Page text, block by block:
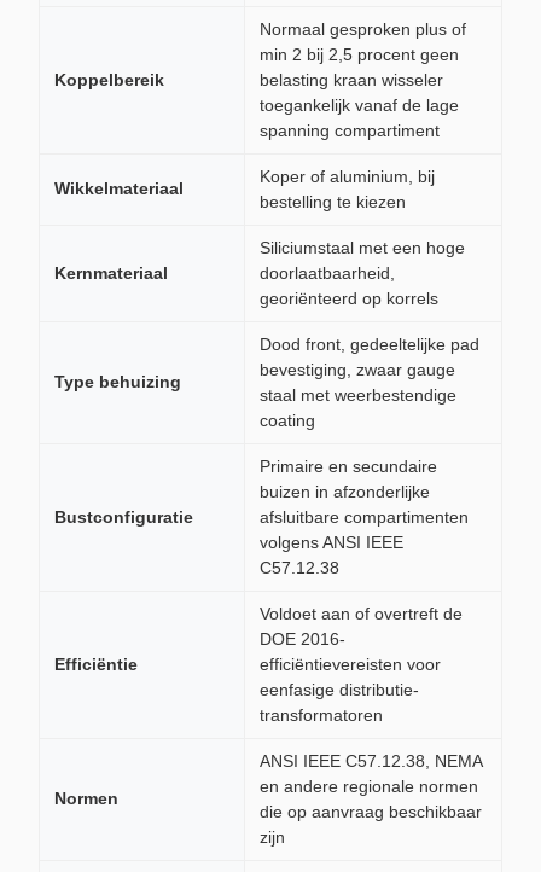
Koppelbereik
Normaal gesproken plus of
min 2 bij 2,5 procent geen
belasting kraan wisseler
toegankelijk vanaf de lage
spanning compartiment
Wikkelmateriaal
Koper of aluminium, bij
bestelling te kiezen
Kernmateriaal
Siliciumstaal met een hoge
doorlaatbaarheid,
georiënteerd op korrels
Type behuizing
Dood front, gedeeltelijke pad
bevestiging, zwaar gauge
staal met weerbestendige
coating
Bustconfiguratie
Primaire en secundaire
buizen in afzonderlijke
afsluitbare compartimenten
volgens ANSI IEEE
C57.12.38
Efficiëntie
Voldoet aan of overtreft de
DOE 2016-
efficiëntievereisten voor
eenfasige distributie-
transformatoren
Normen
ANSI IEEE C57.12.38, NEMA
en andere regionale normen
die op aanvraag beschikbaar
zijn